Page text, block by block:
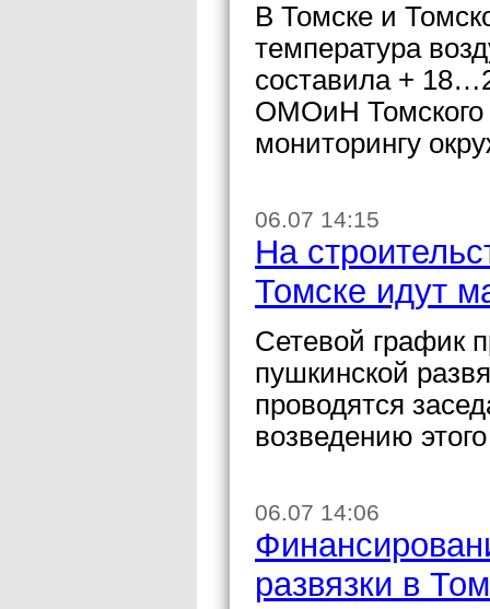
В Томске и
температура
составила +
ОМОиН Томского
мониторингу
06.07 14:15
На
Томске идут
Сетевой график
пушкинской
проводятся
возведению
06.07 14:06
развязки в